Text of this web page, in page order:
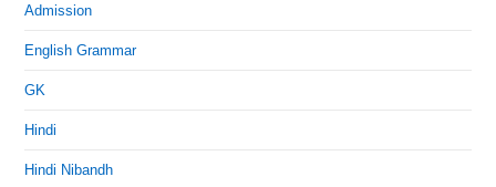
Admission
English Grammar
GK
Hindi
Hindi Nibandh